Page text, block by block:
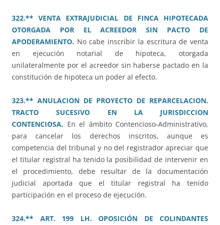
322.** VENTA EXTRAJUDICIAL DE FINCA HIPOTECADA
OTORGADA POR EL ACREEDOR SIN PACTO DE
APODERAMIENTO. No cabe inscribir la escritura de venta
en ejecución notarial de hipoteca, otorgada
unilateralmente por el acreedor sin haberse pactado en la
constitución de hipoteca un poder al efecto.
323.** ANULACION DE PROYECTO DE REPARCELACION.
TRACTO SUCESIVO EN LA JURISDICCION
CONTENCIOSA. En el ámbito Contencioso-Administrativo,
para cancelar los derechos inscritos, aunque es
competencia del tribunal y no del registrador apreciar que
el titular registral ha tenido la posibilidad de intervenir en
el procedimiento, debe resultar de la documentación
judicial aportada que el titular registral ha tenido
participación en el proceso de ejecución.
324.** ART. 199 LH. OPOSICIÓN DE COLINDANTES